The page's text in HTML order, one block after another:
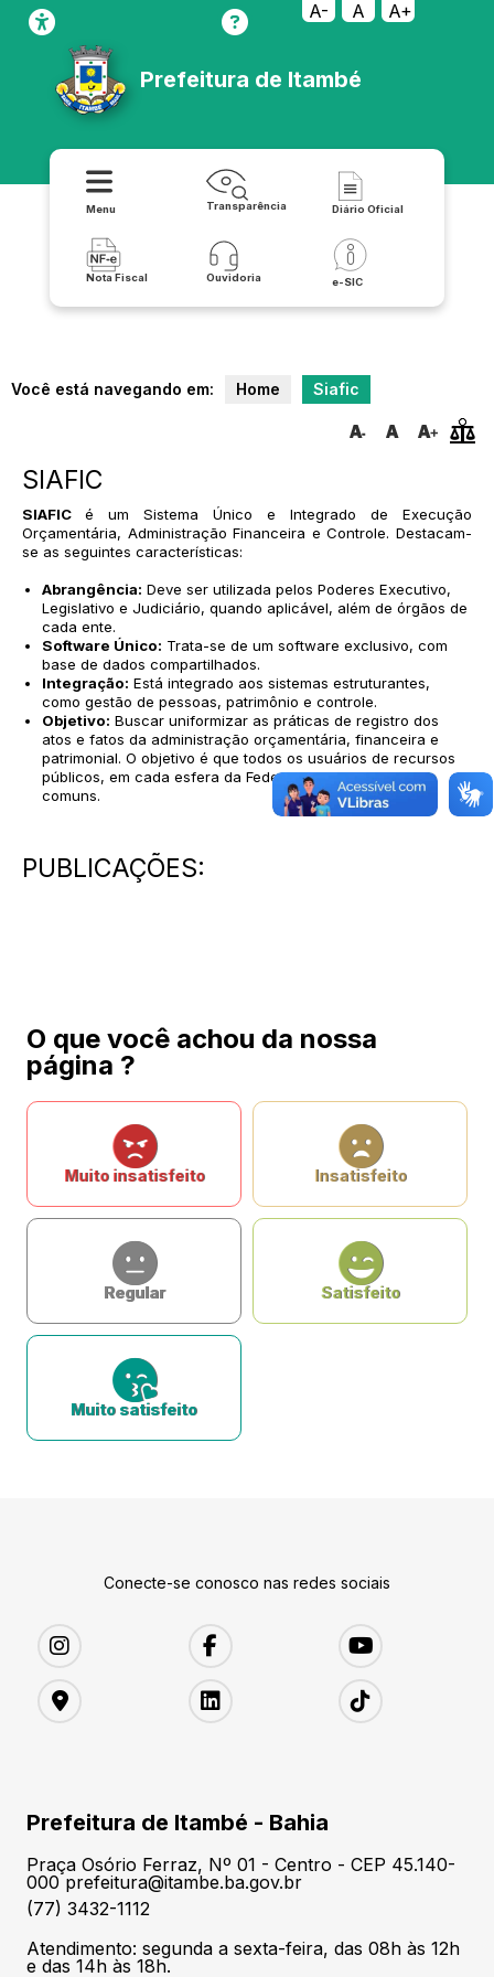
A- A A+
Prefeitura de Itambé
Menu Transparência Diário Oficial
Nota Fiscal Ouvidoria e-SIC
Você está navegando em: Home Siafic
SIAFIC
SIAFIC é um Sistema Único e Integrado de Execução
Orçamentária, Administração Financeira e Controle. Destacam-
se as seguintes características:
Abrangência: Deve ser utilizada pelos Poderes Executivo,
Legislativo e Judiciário, quando aplicável, além de órgãos de
cada ente.
Software Único: Trata-se de um software exclusivo, com
base de dados compartilhados.
Integração: Está integrado aos sistemas estruturantes,
como gestão de pessoas, patrimônio e controle.
Objetivo: Buscar uniformizar as práticas de registro dos
atos e fatos da administração orçamentária, financeira e
patrimonial. O objetivo é que todos os usuários de recursos
públicos, em cada esfera da Federação, sigam padrões
comuns.
PUBLICAÇÕES:
O que você achou da nossa
página ?
Muito insatisfeito Insatisfeito
Regular Satisfeito
Muito satisfeito
Conecte-se conosco nas redes sociais
Prefeitura de Itambé - Bahia
Praça Osório Ferraz, Nº 01 - Centro - CEP 45.140-
000 prefeitura@itambe.ba.gov.br
(77) 3432-1112
Atendimento: segunda a sexta-feira, das 08h às 12h
e das 14h às 18h.